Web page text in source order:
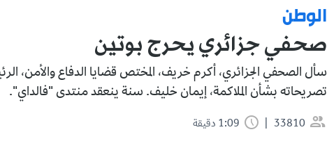
الوطن
صحفي جزائري يحرج بوتين
سأل الصحفي الجزائري، أكرم خريف، المختص قضايا الدفاع والأمن،
تصريحاته بشأن الملاكمة، إيمان خليف. سنة ينعقد منتدى "فالداي".
33810